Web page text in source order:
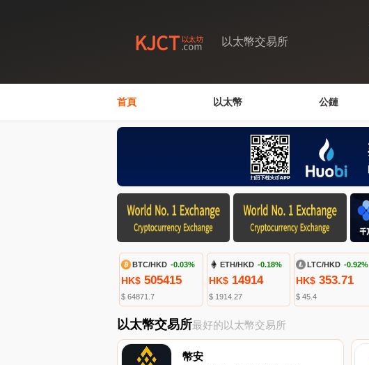
以太幣交易所
首頁 以太幣 公鏈
BTC/HKD -0.03%
HK$ 505415
$ 64871.7
ETH/HKD -0.18%
HK$14914
$ 1914.27
LTC/HKD -0.92%
HK$353.71
$ 45.4
以太幣交易所最好的以太幣交易所
幣安